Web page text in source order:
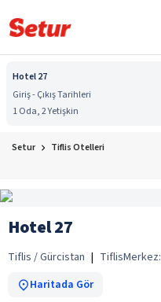
Hotel 27
Giriş - Çıkış Tarihleri
1 Oda, 2 Yetişkin
Setur Tiflis Otelleri
Hotel 27
Tiflis / Gürcistan | TiflisMerkez:
Haritada Gör